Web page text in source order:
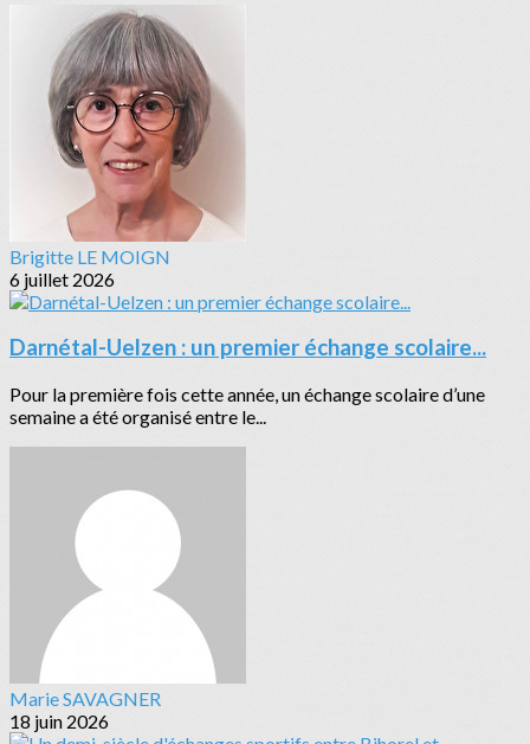
Brigitte LE MOIGN
6 juillet 2026
Darnétal-Uelzen : un premier échange scolaire...
Pour la première fois cette année, un échange scolaire d’une
semaine a été organisé entre le...
Marie SAVAGNER
18 juin 2026